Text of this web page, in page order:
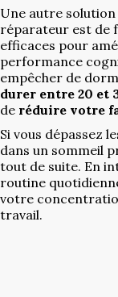
Une autre
réparateur est de
efficaces pour
performance
empêcher de
durer entre 20 et
de réduire votre
Si vous dépassez
dans un sommeil
tout de suite. En
routine
votre
travail.